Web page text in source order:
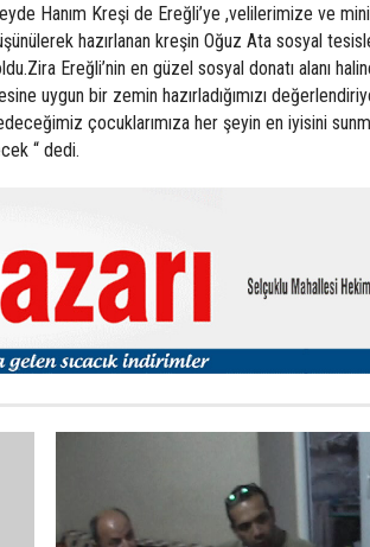
Hanım Kreşi de Ereğli’ye ,velilerimize ve minik
hazırlanan kreşin Oğuz Ata sosyal
Ereğli’nin en güzel sosyal donatı alanı
uygun bir zemin hazırladığımızı
çocuklarımıza her şeyin en iyisini
“ dedi.